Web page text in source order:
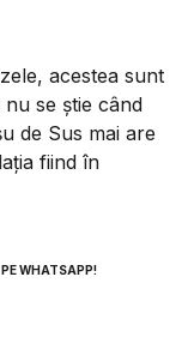
acestea sunt
se știe când
de Sus mai are
fiind în
WHATSAPP!